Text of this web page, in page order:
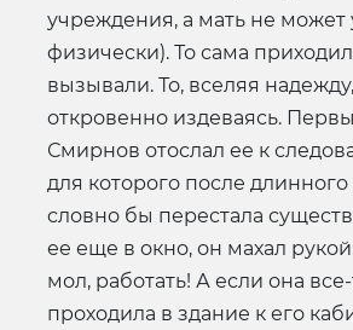
учреждения, а мать не может
физически). То сама
вызывали. То, вселяя
откровенно издеваясь.
Смирнов отослал ее к
для которого после
словно бы перестала
ее еще в окно, он махал
мол, работать! А если она
проходила в здание к его